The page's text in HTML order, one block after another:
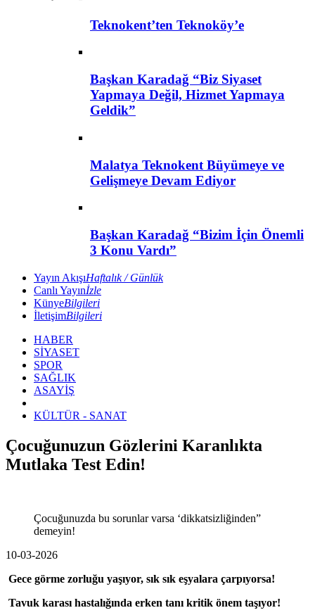
Teknokent’ten Teknoköy’e
Başkan Karadağ “Biz Siyaset
Yapmaya Değil, Hizmet Yapmaya
Geldik”
Malatya Teknokent Büyümeye ve
Gelişmeye Devam Ediyor
Başkan Karadağ “Bizim İçin Önemli
3 Konu Vardı”
Yayın AkışıHaftalık / Günlük
Canlı Yayınİzle
KünyeBilgileri
İletişimBilgileri
HABER
SİYASET
SPOR
SAĞLIK
ASAYİŞ
KÜLTÜR - SANAT
Çocuğunuzun Gözlerini Karanlıkta
Mutlaka Test Edin!
Çocuğunuzda bu sorunlar varsa ‘dikkatsizliğinden”
demeyin!
10-03-2026
Gece görme zorluğu yaşıyor, sık sık eşyalara çarpıyorsa!
Tavuk karası hastalığında erken tanı kritik önem taşıyor!